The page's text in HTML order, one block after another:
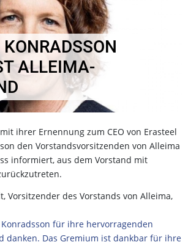
ALLEIMA-
ihrer Ernennung zum CEO von Erasteel
den Vorstandsvorsitzenden von Alleima
informiert, aus dem Vorstand mit
Vorsitzender des Vorstands von Alleima,
für ihre hervorragenden
danken. Das Gremium ist dankbar für ihre